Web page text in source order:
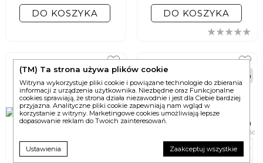
DO KOSZYKA DO KOSZYKA
48h
szerokość
18 mm
48h
(TM) Ta strona używa plików cookie
Witryna wykorzystuje pliki cookie i powiązane technologie do zbierania
informacji z urządzenia użytkownika. Niezbędne oraz Funkcjonalne
cookies sprawiają, że strona działa niezawodnie i jest dla Ciebie bardziej
przyjazna. Analityczne pliki cookie zapewniają nam wgląd w
korzystanie z witryny. Marketingowe cookies umożliwiają lepsze
dopasowanie reklam do Twoich zainteresowań.
Ustawienia Zaakceptuj wszystkie